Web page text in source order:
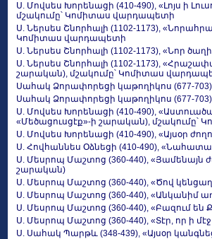
Ս. Մովսես Խորենացի (410-490), «Լոյս ի
մշակումը՝ Կոմիտաս վարդապետի
Ս. Ներսես Շնորհալի (1102-1173),
Կոմիտաս վարդապետի
Ս. Ներսես Շնորհալի (1102-1173), «Նոր
Ս. Ներսես Շնորհալի (1102-1173),
շարական), մշակումը՝ Կոմիտաս
Սահակ Ձորափորեցի կաթողիկոս (677-
Սահակ Ձորափորեցի կաթողիկոս (677-
Ս. Մովսես Խորենացի (410-490),
«Մեծացուսցէք»-ի շարական),
Ս. Մովսես Խորենացի (410-490), «Այսօր
Ս. Հովհաննես Օձնեցի (410-490),
Ս. Մեսրոպ Մաշտոց (360-440),
շարական)
Ս. Մեսրոպ Մաշտոց (360-440), «Ծով
Ս. Մեսրոպ Մաշտոց (360-440),
Ս. Մեսրոպ Մաշտոց (360-440), «Բազում
Ս. Մեսրոպ Մաշտոց (360-440), «Տէր, որ ի
Ս. Սահակ Պարթև (348-439), «Այսօր